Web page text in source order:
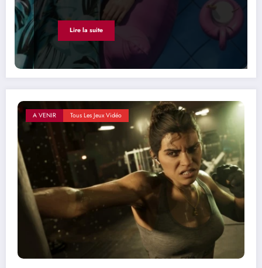
Lire la suite
A VENIR Tous Les Jeux Vidéo